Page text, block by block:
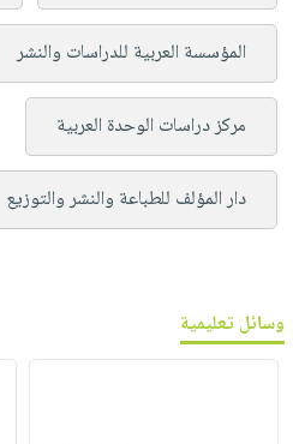
المؤسسة العربية للدراسات والنشر
مركز دراسات الوحدة العربية
دار المؤلف للطباعة والنشر والتوزيع
وسائل تعليمية